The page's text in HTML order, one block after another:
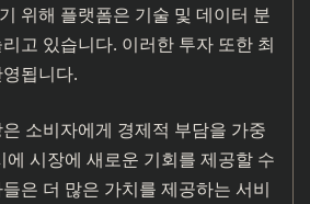
위해 플랫폼은 기술 및 데이터 분
고 있습니다. 이러한 투자 또한 최
됩니다.
소비자에게 경제적 부담을 가중
시장에 새로운 기회를 제공할 수
은 더 많은 가치를 제공하는 서비